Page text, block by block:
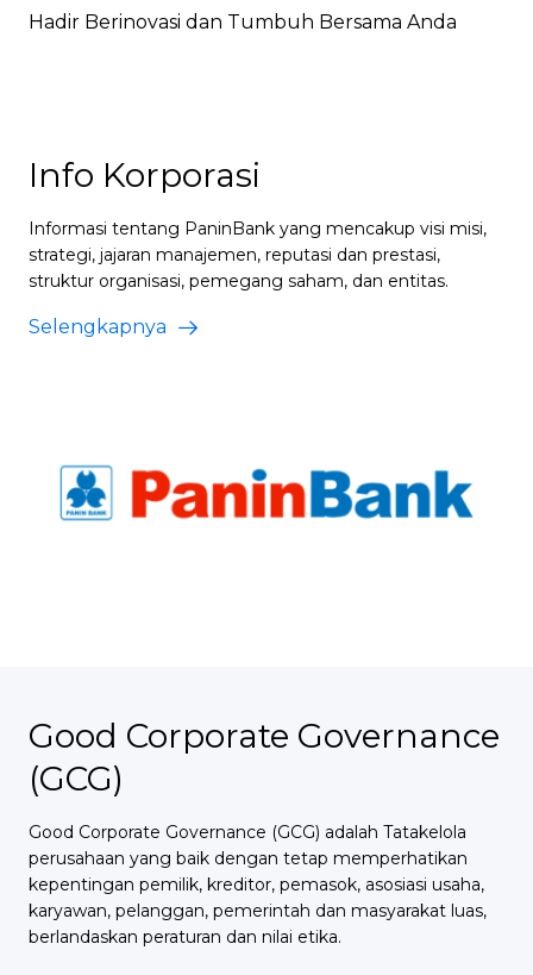
Hadir Berinovasi dan Tumbuh Bersama Anda
Info Korporasi
Informasi tentang PaninBank yang mencakup visi misi,
strategi, jajaran manajemen, reputasi dan prestasi,
struktur organisasi, pemegang saham, dan entitas.
Selengkapnya
Good Corporate Governance
(GCG)
Good Corporate Governance (GCG) adalah Tatakelola
perusahaan yang baik dengan tetap memperhatikan
kepentingan pemilik, kreditor, pemasok, asosiasi usaha,
karyawan, pelanggan, pemerintah dan masyarakat luas,
berlandaskan peraturan dan nilai etika.